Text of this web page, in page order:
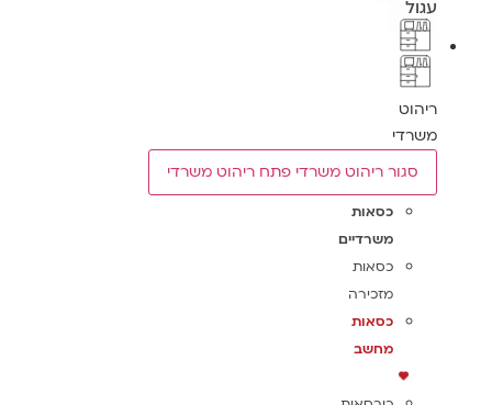
עגול
ריהוט
משרדי
סגור ריהוט משרדי פתח ריהוט משרדי
כסאות
משרדיים
כסאות
מזכירה
כסאות
מחשב